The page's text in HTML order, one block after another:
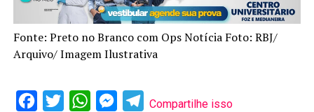
Fonte: Preto no Branco com Ops Notícia Foto: RBJ/
Arquivo/ Imagem Ilustrativa
Facebook
Twitter WhatsAppMessenger
Telegram
Compartilhe isso